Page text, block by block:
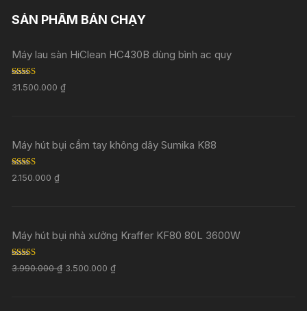
SẢN PHẨM BÁN CHẠY
Máy lau sàn HiClean HC430B dùng bình ac quy
Rated5.00
out of 5
31.500.000₫
Máy hút bụi cầm tay không dây Sumika K88
Rated5.00
out of 5
2.150.000₫
Máy hút bụi nhà xưởng Kraffer KF80 80L 3600W
Rated 5.00
out of 5
3.990.000₫ 3.500.000₫